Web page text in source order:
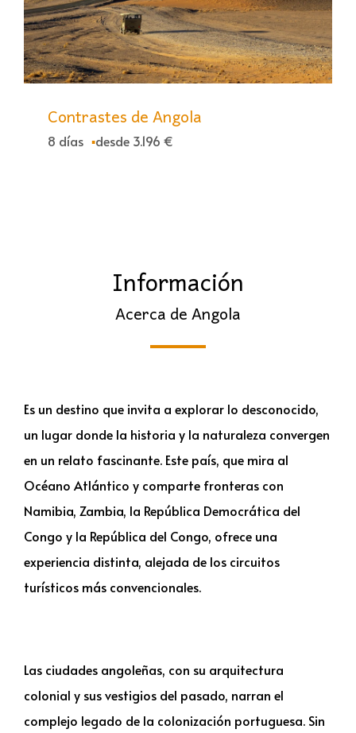
Contrastes de Angola
8 días desde 3.196 €
Información
Acerca de Angola
Es un destino que invita a explorar lo desconocido,
un lugar donde la historia y la naturaleza convergen
en un relato fascinante. Este país, que mira al
Océano Atlántico y comparte fronteras con
Namibia, Zambia, la República Democrática del
Congo y la República del Congo, ofrece una
experiencia distinta, alejada de los circuitos
turísticos más convencionales.
Las ciudades angoleñas, con su arquitectura
colonial y sus vestigios del pasado, narran el
complejo legado de la colonización portuguesa. Sin